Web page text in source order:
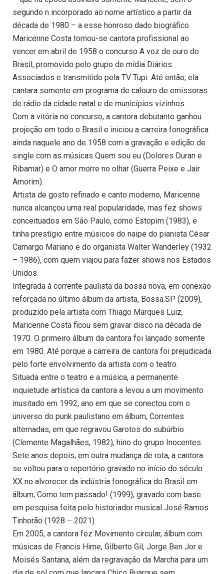
segundo n incorporado ao nome artístico a partir da
década de 1980 – a esse honroso dado biográfico.
Maricenne Costa tornou-se cantora profissional ao
vencer em abril de 1958 o concurso A voz de ouro do
Brasil, promovido pelo grupo de mídia Diários
Associados e transmitido pela TV Tupi. Até então, ela
cantara somente em programa de calouro de emissoras
de rádio da cidade natal e de municípios vizinhos.
Com a vitória no concurso, a cantora debutante ganhou
projeção em todo o Brasil e iniciou a carreira fonográfica
ainda naquele ano de 1958 com a gravação e edição de
single com as músicas Quem sou eu (Dolores Duran e
Ribamar) e O amor morre no olhar (Guerra Peixe e Jair
Amorim).
Artista de gosto refinado e canto moderno, Maricenne
nunca alcançou uma real popularidade, mas fez shows
conceituados em São Paulo, como Estopim (1983), e
tinha prestígio entre músicos do naipe do pianista César
Camargo Mariano e do organista Walter Wanderley (1932
– 1986), com quem viajou para fazer shows nos Estados
Unidos.
Integrada à corrente paulista da bossa nova, em conexão
reforçada no último álbum da artista, Bossa.SP (2009),
produzido pela artista com Thiago Marques Luiz,
Maricenne Costa ficou sem gravar disco na década de
1970. O primeiro álbum da cantora foi lançado somente
em 1980. Até porque a carreira de cantora foi prejudicada
pelo forte envolvimento da artista com o teatro.
Situada entre o teatro e a música, a permanente
inquietude artística da cantora a levou a um movimento
inusitado em 1992, ano em que se conectou com o
universo do punk paulistano em álbum, Correntes
alternadas, em que regravou Garotos do subúrbio
(Clemente Magalhães, 1982), hino do grupo Inocentes.
Sete anos depois, em outra mudança de rota, a cantora
se voltou para o repertório gravado no início do século
XX no alvorecer da indústria fonográfica do Brasil em
álbum, Como tem passado! (1999), gravado com base
em pesquisa feita pelo historiador musical José Ramos
Tinhorão (1928 – 2021).
Em 2005, a cantora fez Movimento circular, álbum com
músicas de Francis Hime, Gilberto Gil, Jorge Ben Jor e
Moisés Santana, além da regravação da Marcha para um